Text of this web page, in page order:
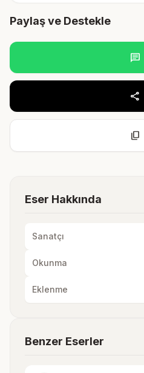
Paylaş ve Destekle
chat
share
content_copy
Eser Hakkında
Sanatçı
Okunma
Eklenme
Benzer Eserler